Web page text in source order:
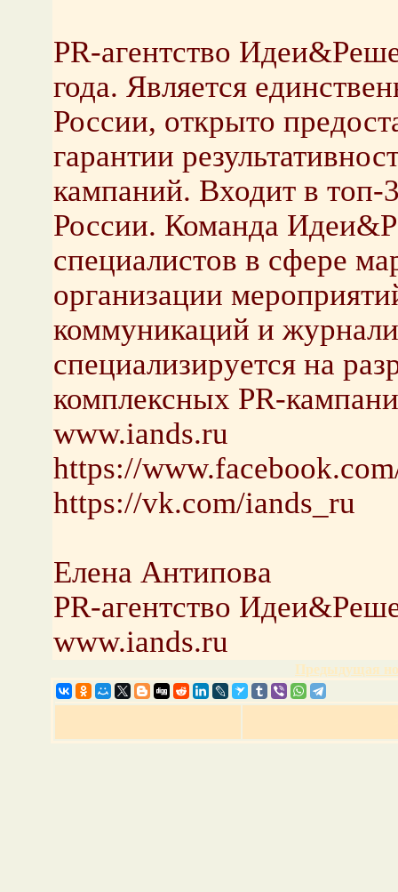
PR-агентство
года. Является
России, открыто
гарантии
кампаний. Входит в топ-
России. Команда
специалистов в сфере
организации
коммуникаций и
специализируется на
комплексных PR-
www.iands.ru
https://
https://vk.com/iands_ru
Елена Антипова
PR-агентство
www.iands.ru
Предыдущая